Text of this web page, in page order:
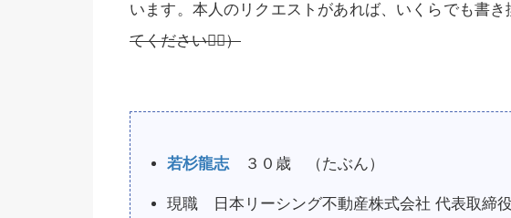
います。本人のリクエストがあれば、いくらでも書き
てください🙇‍♂️）
若杉龍志３０歳 （たぶん）
現職 日本リーシング不動産株式会社 代表取締